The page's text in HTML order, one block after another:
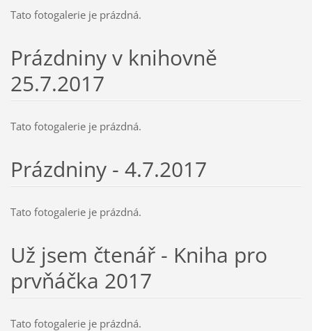
Tato fotogalerie je prázdná.
Prázdniny v knihovně
25.7.2017
Tato fotogalerie je prázdná.
Prázdniny - 4.7.2017
Tato fotogalerie je prázdná.
Už jsem čtenář - Kniha pro
prvňáčka 2017
Tato fotogalerie je prázdná.